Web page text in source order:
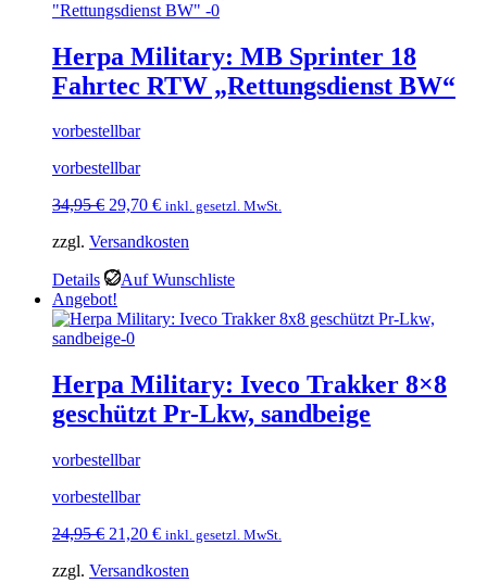
Herpa Military: MB Sprinter 18
Fahrtec RTW „Rettungsdienst BW“
vorbestellbar
vorbestellbar
34,95€ Ursprünglicher
war:
29,70 €Aktueller
ist:
inkl. gesetzl. MwSt.
zzgl. Versandkosten
Details
Auf Wunschliste
Angebot!
Herpa Military: Iveco Trakker 8×8
geschützt Pr-Lkw, sandbeige
vorbestellbar
vorbestellbar
24,95€ Ursprünglicher
war:
21,20 €Aktueller
ist:
inkl. gesetzl. MwSt.
zzgl. Versandkosten